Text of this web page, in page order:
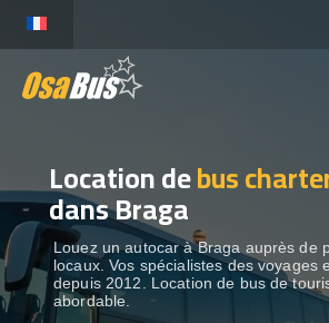
content
LOCATION DE BUS
DESTINATIONS
OUR VÉHICULES
Location debus
dans Braga
Louez un autocar à Braga auprès de
locaux. Vos spécialistes des voyages
depuis 2012. Location de bus de
abordable.